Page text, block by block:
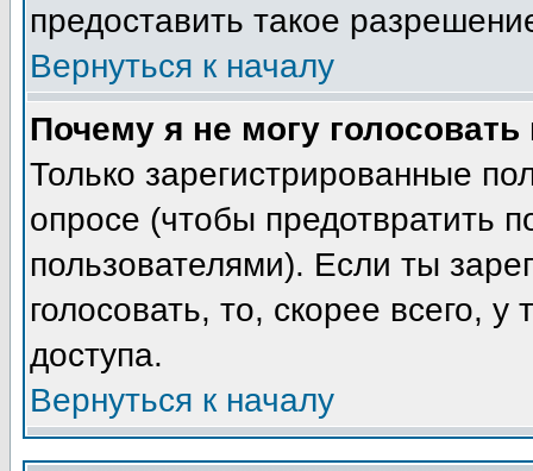
предоставить такое
Вернуться к началу
Почему я не могу голосовать
Только зарегистрированные
опросе (чтобы предотвратить
пользователями). Если ты
голосовать, то, скорее всего,
доступа.
Вернуться к началу